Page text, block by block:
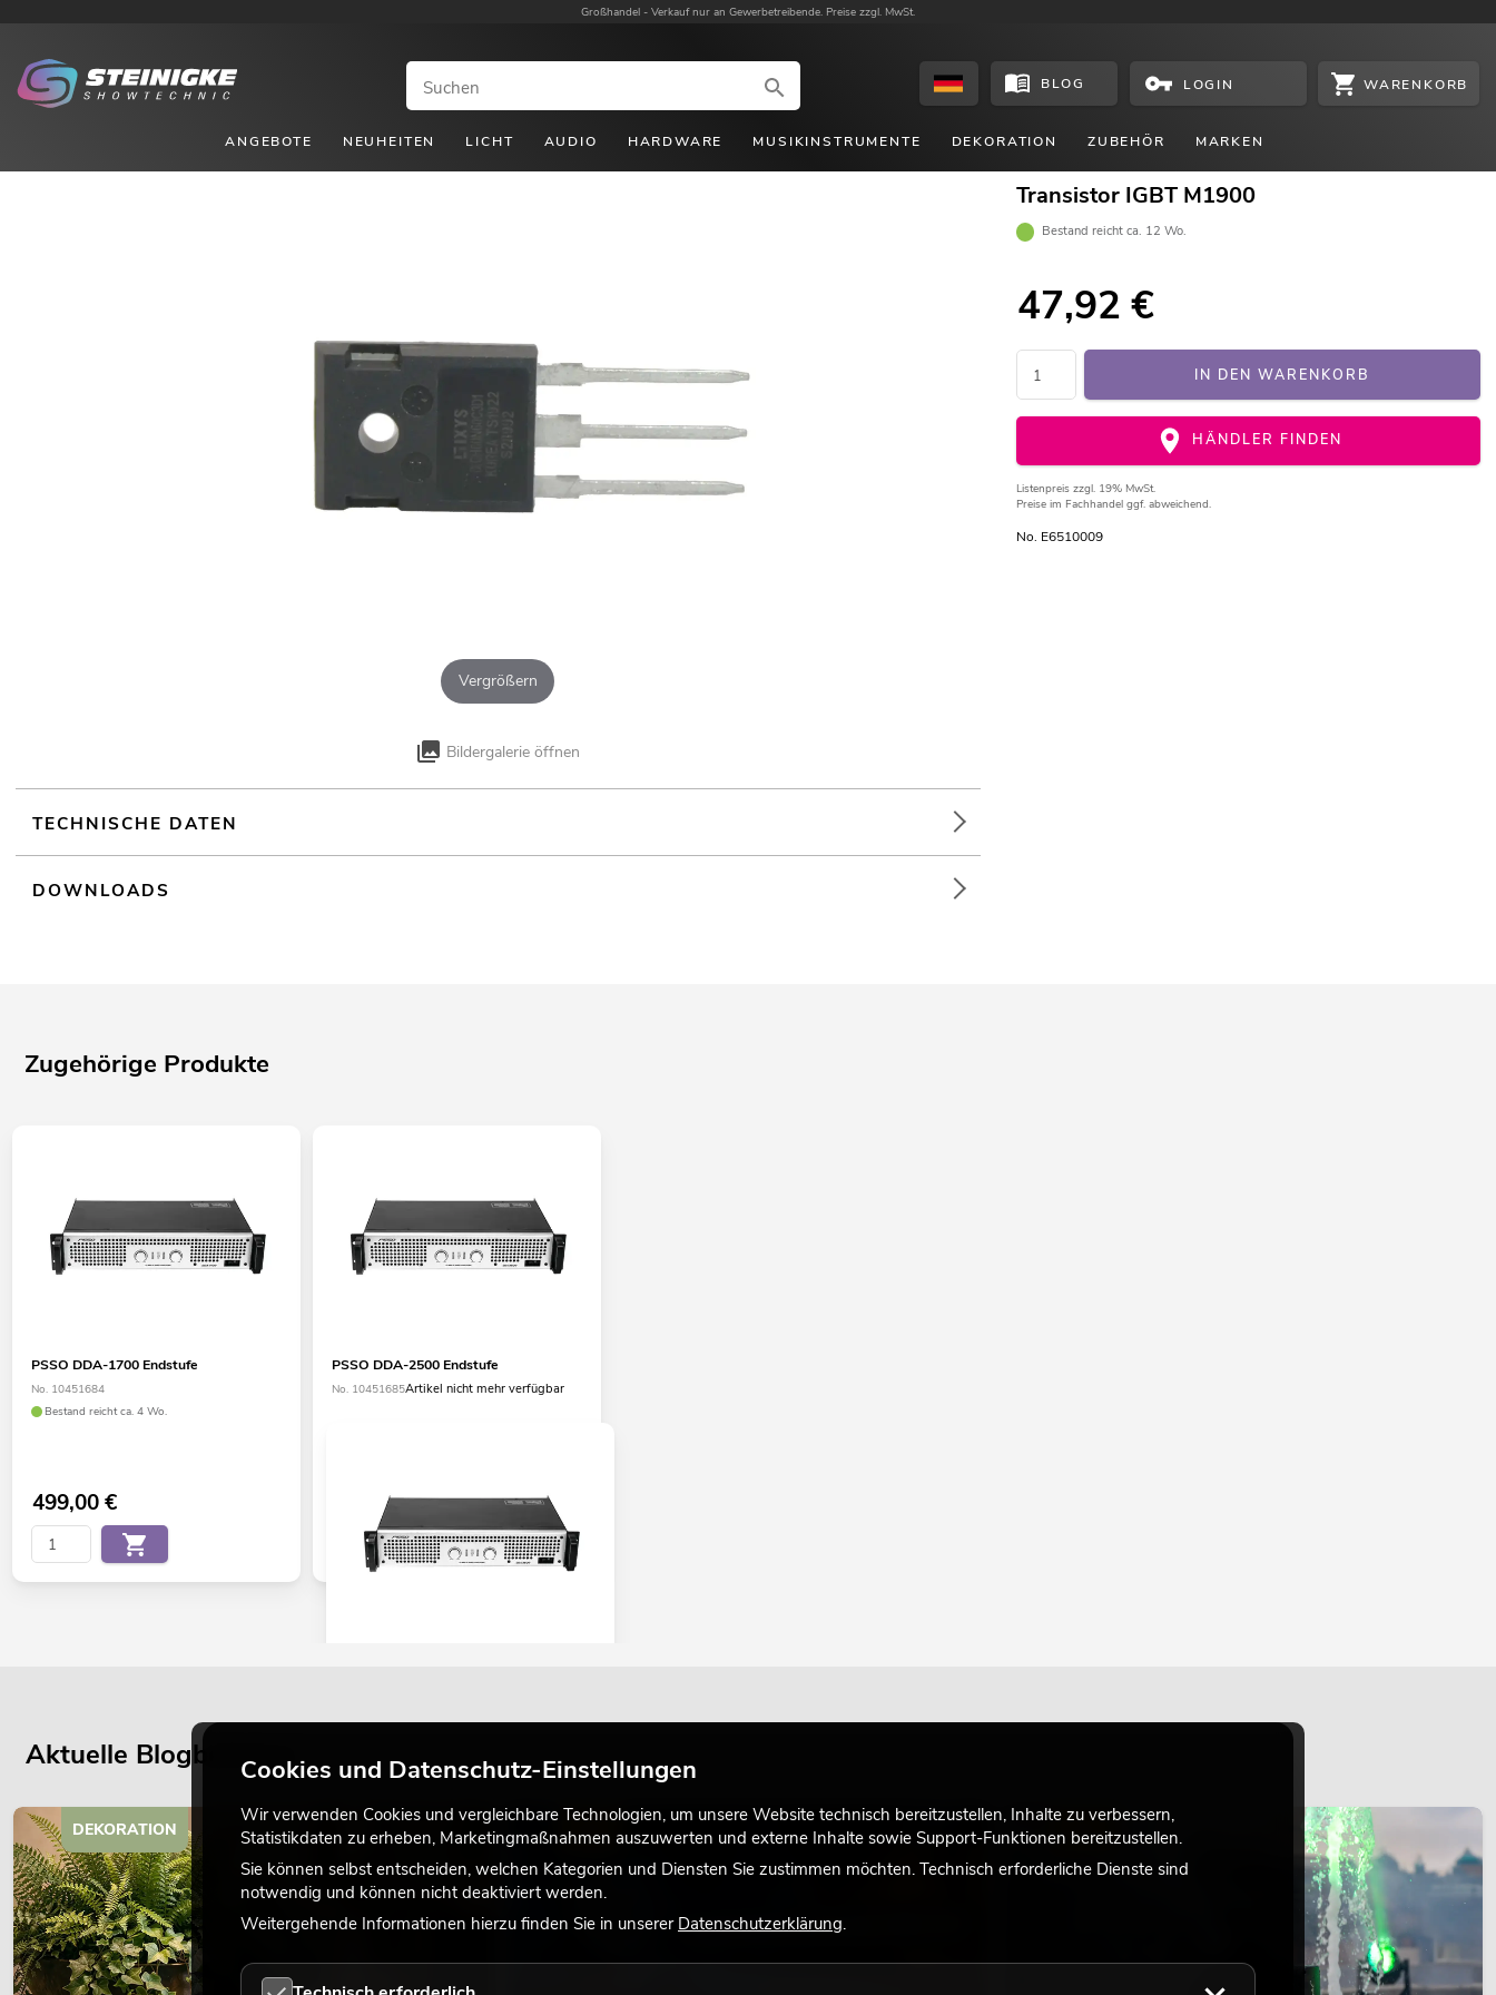
Großhandel - Verkauf nur an Gewerbetreibende. Preise zzgl. MwSt.
BLOG LOGIN WARENKORB
ANGEBOTE NEUHEITEN LICHT AUDIO HARDWARE MUSIKINSTRUMENTE DEKORATION ZUBEHÖR MARKEN
Vergrößern
Bildergalerie öffnen
Transistor IGBT M1900
Bestand reicht ca. 12 Wo.
47,92 €
IN DEN WARENKORB
HÄNDLER FINDEN
Listenpreis zzgl. 19% MwSt.
Preise im Fachhandel ggf. abweichend.
No. E6510009
TECHNISCHE DATEN
DOWNLOADS
Zugehörige Produkte
PSSO DDA-1700 Endstufe
No. 10451684
Bestand reicht ca. 4 Wo.
499,00€
PSSO DDA-2500 Endstufe
No. 10451685Artikel nicht mehr verfügbar
599,00
Aktuelle Blogbeiträge
DEKORATION LICHT LICHT
Cookies und Datenschutz-Einstellungen
Wir verwenden Cookies und vergleichbare Technologien, um unsere Website technisch bereitzustellen, Inhalte zu verbessern,
Statistikdaten zu erheben, Marketingmaßnahmen auszuwerten und externe Inhalte sowie Support-Funktionen bereitzustellen.
Sie können selbst entscheiden, welchen Kategorien und Diensten Sie zustimmen möchten. Technisch erforderliche Dienste sind
notwendig und können nicht deaktiviert werden.
Weitergehende Informationen hierzu finden Sie in unserer Datenschutzerklärung.